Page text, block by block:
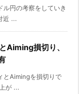
円の考察をしていき
近 ...
Aiming損切り、
とAimingを損切りで
が ...